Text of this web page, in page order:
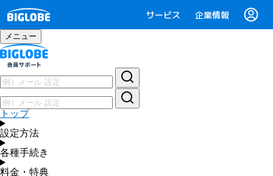
サービス 企業情報
メニュー
トップ
設定方法
各種手続き
料金・特典